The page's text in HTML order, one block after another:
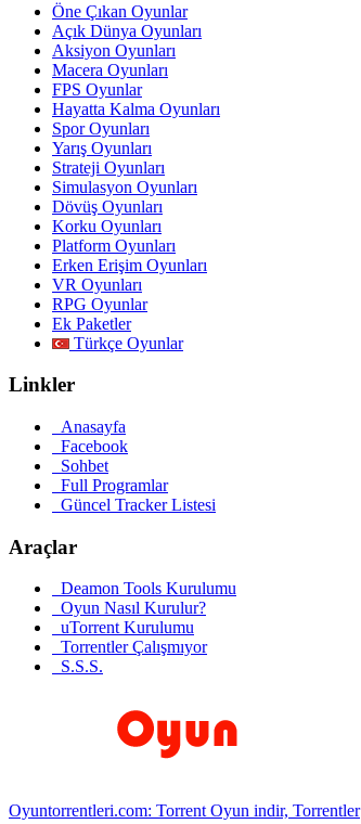
Öne Çıkan Oyunlar
Açık Dünya Oyunları
Aksiyon Oyunları
Macera Oyunları
FPS Oyunlar
Hayatta Kalma Oyunları
Spor Oyunları
Yarış Oyunları
Strateji Oyunları
Simulasyon Oyunları
Dövüş Oyunları
Korku Oyunları
Platform Oyunları
Erken Erişim Oyunları
VR Oyunları
RPG Oyunlar
Ek Paketler
Türkçe Oyunlar
Linkler
Anasayfa
Facebook
Sohbet
Full Programlar
Güncel Tracker Listesi
Araçlar
Deamon Tools Kurulumu
Oyun Nasıl Kurulur?
uTorrent Kurulumu
Torrentler Çalışmıyor
S.S.S.
Oyuntorrentleri.com: Torrent Oyun indir, Torrentler